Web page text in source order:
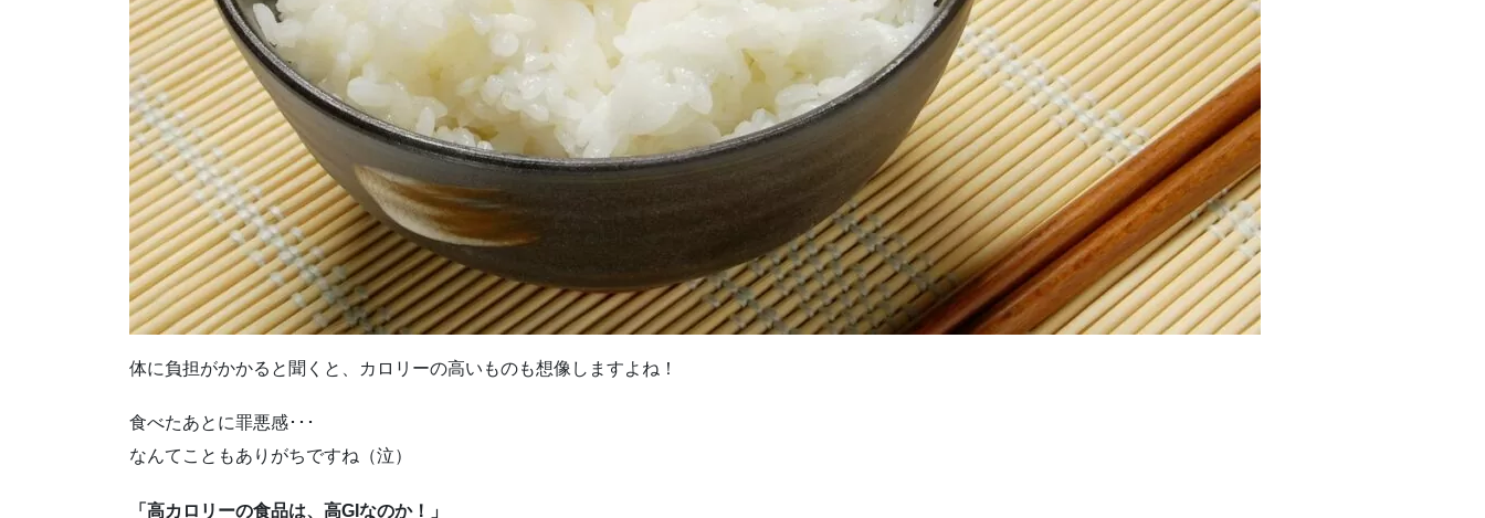
体に負担がかかると聞くと、カロリーの高いものも想像しますよね！
食べたあとに罪悪感･･･
なんてこともありがちですね（泣）
「高カロリーの食品は、高GIなのか！」